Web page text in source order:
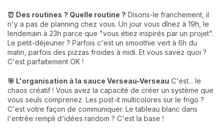
⏰ Des routines ? Quelle routine ? Disons-le franchement, il
n'y a pas de planning chez vous. Un jour vous dînez à 19h, le
lendemain à 23h parce que "vous étiez inspirés par un projet".
Le petit-déjeuner ? Parfois c'est un smoothie vert à 6h du
matin, parfois des pizzas froides à midi. Et vous savez quoi ?
C'est parfaitement OK !
🎯 L'organisation à la sauce Verseau-Verseau C'est... le
chaos créatif ! Vous avez la capacité de créer un système que
vous seuls comprenez. Les post-it multicolores sur le frigo ?
C'est votre façon de communiquer. Le tableau blanc dans
l'entrée rempli d'idées random ? C'est la base !